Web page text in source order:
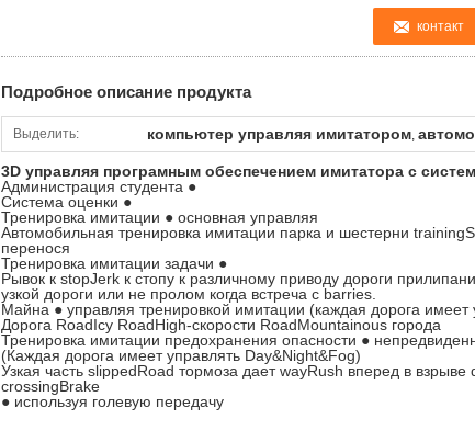
контакт
Подробное описание продукта
Выделить: компьютер управляя имитатором,
3D управляя програмным обеспечением имитатора с
Администрация студента ●
Система оценки ●
Тренировка имитации ● основная управляя
Автомобильная тренировка имитации парка и шестерни
перенося
Тренировка имитации задачи ●
Рывок к stopJerk к стопу к различному приводу дороги
узкой дороги или не пролом когда встреча с barries.
Майна ● управляя тренировкой имитации (каждая дорога имеет
Дорога RoadIcy RoadHigh-скорости RoadMountainous города
Тренировка имитации предохранения опасности ●
(Каждая дорога имеет управлять Day&Night&Fog)
Узкая часть slippedRoad тормоза дает wayRush вперед в
crossingBrake
● используя голевую передачу